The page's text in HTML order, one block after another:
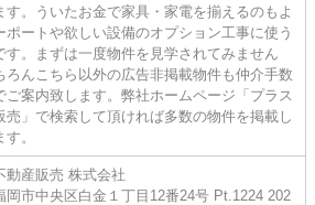
す。ういたお金で家具・家電を揃えるのもよ
ポートや欲しい設備のオプション工事に使う
す。まずは一度物件を見学されてみません
ろんこちら以外の広告非掲載物件も仲介手数
ご案内致します。弊社ホームページ「プラス
売」で検索して頂ければ多数の物件を掲載し
。
動産販売 株式会社
岡市中央区白金１丁目12番24号 Pt.1224 202